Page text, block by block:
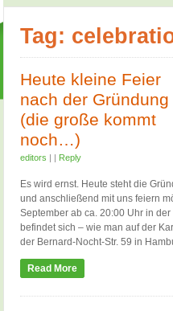
Tag:
Heute kleine Feier
nach der Gründung
(die große kommt
noch…)
editors | | Reply
Es wird ernst. Heute steht die
und anschließend mit uns feiern
September ab ca. 20:00 Uhr in
befindet sich – wie man auf der
der Bernard-Nocht-Str. 59 in
Read More